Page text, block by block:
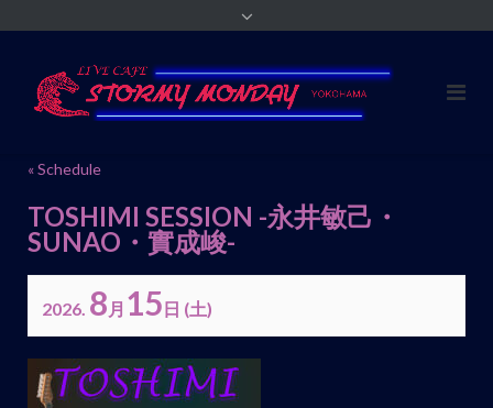
« Schedule
TOSHIMI SESSION -永井敏己・
SUNAO・實成峻-
2026. 8 月 15日 (土)
イ
ベ